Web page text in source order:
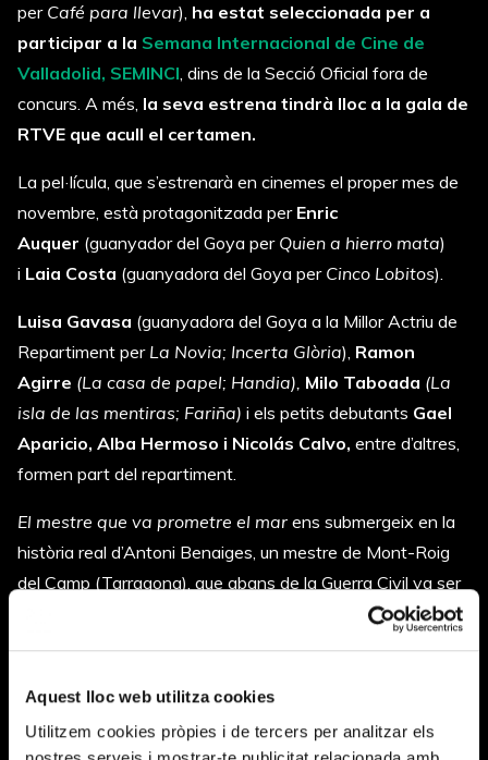
Aquest lloc web utilitza cookies
Utilitzem cookies pròpies i de tercers per analitzar els
per Café para llevar), ha estat seleccionada per a
participar a la Semana Internacional de Cine de
Valladolid, SEMINCI, dins de la Secció Oficial fora de
concurs. A més, la seva estrena tindrà lloc a la gala de
RTVE que acull el certamen.
La pel·lícula, que s’estrenarà en cinemes el proper mes de
novembre, està protagonitzada per Enric
Auquer (guanyador del Goya per Quien a hierro mata)
i Laia Costa (guanyadora del Goya per Cinco Lobitos).
Luisa Gavasa (guanyadora del Goya a la Millor Actriu de
Repartiment per La Novia; Incerta Glòria), Ramon
Agirre (La casa de papel; Handia), Milo Taboada (La
isla de las mentiras; Fariña) i els petits debutants Gael
Aparicio, Alba Hermoso i Nicolás Calvo, entre d’altres,
formen part del repartiment.
El mestre que va prometre el mar ens submergeix en la
història real d’Antoni Benaiges, un mestre de Mont-Roig
del Camp (Tarragona), que abans de la Guerra Civil va ser
destinat a l’escola de Bañuelos de Bureba, un petit poble
La pel·lícula entrellaça passat i present a través de dues
trames que construeixen un relat sobre la memòria i la